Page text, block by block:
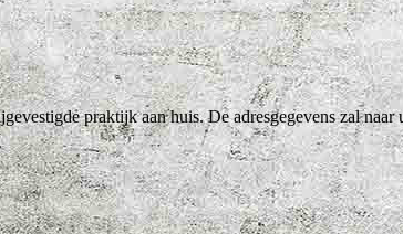
praktijk aan huis. De adresgegevens zal